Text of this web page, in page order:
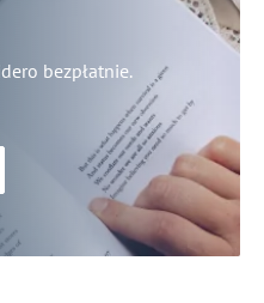
bezpłatnie.